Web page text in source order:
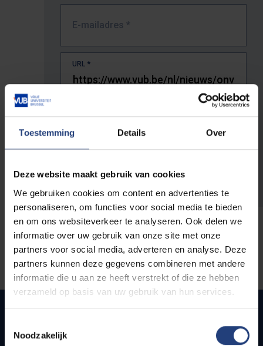
Toestemming Details Over
Deze website maakt gebruik van cookies
We gebruiken cookies om content en advertenties te
personaliseren, om functies voor social media te bieden
en om ons websiteverkeer te analyseren. Ook delen we
informatie over uw gebruik van onze site met onze
partners voor social media, adverteren en analyse. Deze
partners kunnen deze gegevens combineren met andere
informatie die u aan ze heeft verstrekt of die ze hebben
verzameld op basis van uw gebruik van hun services.
Noodzakelijk
E-mailadres *
URL *
De volledige URL van de pagina waar je de fout zag.
Snel naar